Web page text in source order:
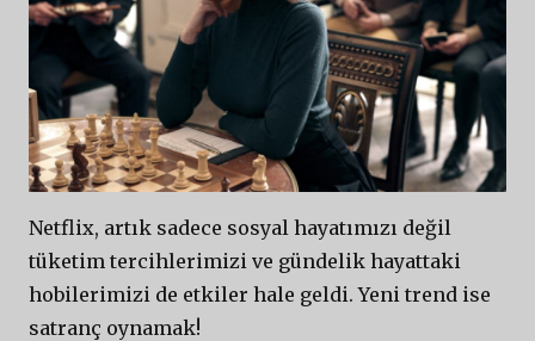
Netflix, artık sadece sosyal hayatımızı değil
tüketim tercihlerimizi ve gündelik hayattaki
hobilerimizi de etkiler hale geldi. Yeni trend ise
satranç oynamak!